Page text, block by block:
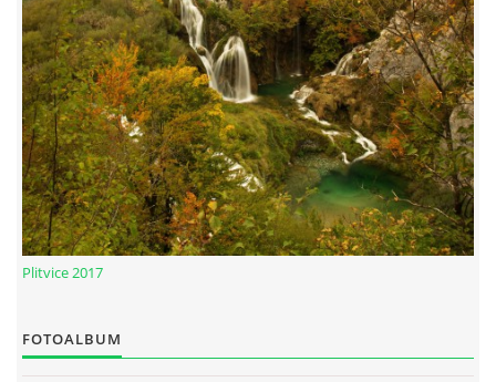
Plitvice 2017
FOTOALBUM